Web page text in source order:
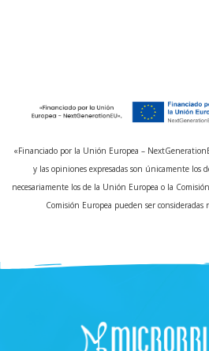
«Financiado por la Unión Europea –
y las opiniones expresadas son únicamente los
necesariamente los de la Unión Europea o la
Comisión Europea pueden ser consideradas